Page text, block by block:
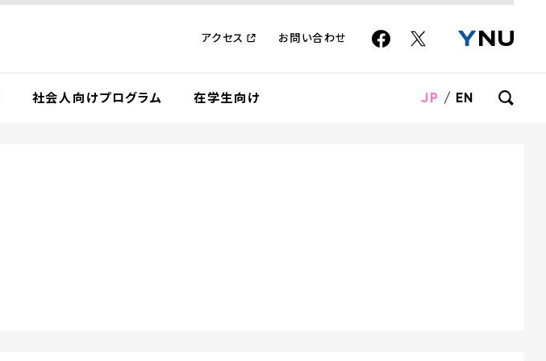
アクセス お問い合わせ
社会人向けプログラム 在学生向け JP / EN